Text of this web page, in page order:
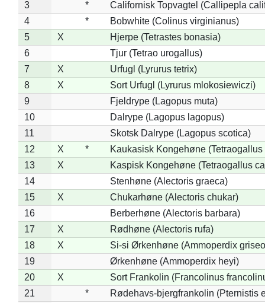
3
*
Californisk Topvagtel (Callipepla
4
*
Bobwhite (Colinus virginianus)
5
X
Hjerpe (Tetrastes bonasia)
6
Tjur (Tetrao urogallus)
7
X
Urfugl (Lyrurus tetrix)
8
X
Sort Urfugl (Lyrurus mlokosiewiczi)
9
Fjeldrype (Lagopus muta)
10
Dalrype (Lagopus lagopus)
11
Skotsk Dalrype (Lagopus scotica)
12
X *
Kaukasisk Kongehøne
13
X
Kaspisk Kongehøne (Tetraogallus
14
Stenhøne (Alectoris graeca)
15
X
Chukarhøne (Alectoris chukar)
16
Berberhøne (Alectoris barbara)
17
X
Rødhøne (Alectoris rufa)
18
X
Si-si Ørkenhøne (Ammoperdix
19
Ørkenhøne (Ammoperdix heyi)
20
X
Sort Frankolin (Francolinus
21
*
Rødehavs-bjergfrankolin (Pternistis